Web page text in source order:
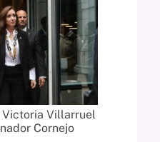
Villarruel
Cornejo